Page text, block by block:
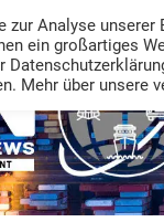
Analyse
ein großartiges
Mehr über unsere